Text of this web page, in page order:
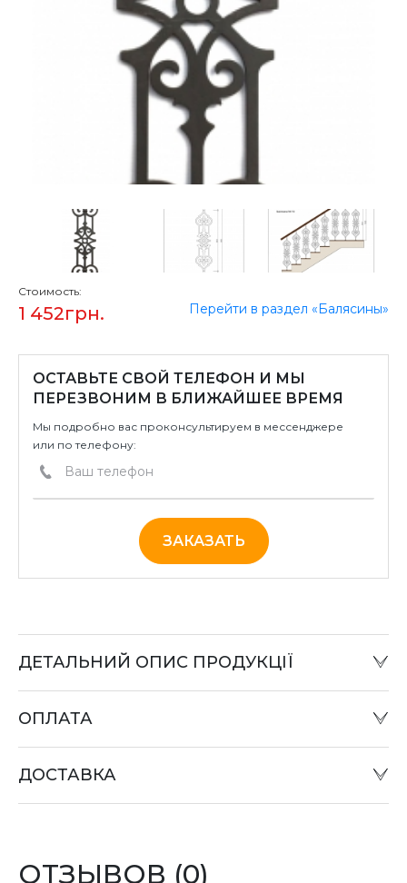
Стоимость:
1 452грн. Перейти в раздел «Балясины»
ОСТАВЬТЕ СВОЙ ТЕЛЕФОН И МЫ
ПЕРЕЗВОНИМ В БЛИЖАЙШЕЕ ВРЕМЯ
Мы подробно вас проконсультируем в мессенджере
или по телефону:
ЗАКАЗАТЬ
ДЕТАЛЬНИЙ ОПИС ПРОДУКЦІЇ
или при отправке «Наложенным платежом» в
«Райффайзен Банк Аваль»
ОПЛАТА
ДОСТАВКА
ОТЗЫВОВ (0)